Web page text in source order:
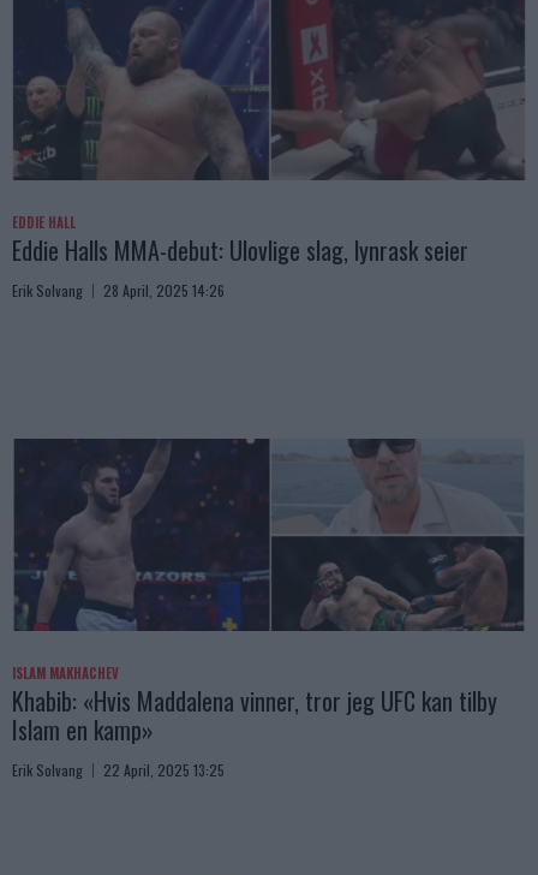
EDDIE HALL
Eddie Halls MMA-debut: Ulovlige slag, lynrask seier
Erik Solvang 28 April, 2025 14:26
ISLAM MAKHACHEV
Khabib: «Hvis Maddalena vinner, tror jeg UFC kan tilby
Islam en kamp»
Erik Solvang 22 April, 2025 13:25